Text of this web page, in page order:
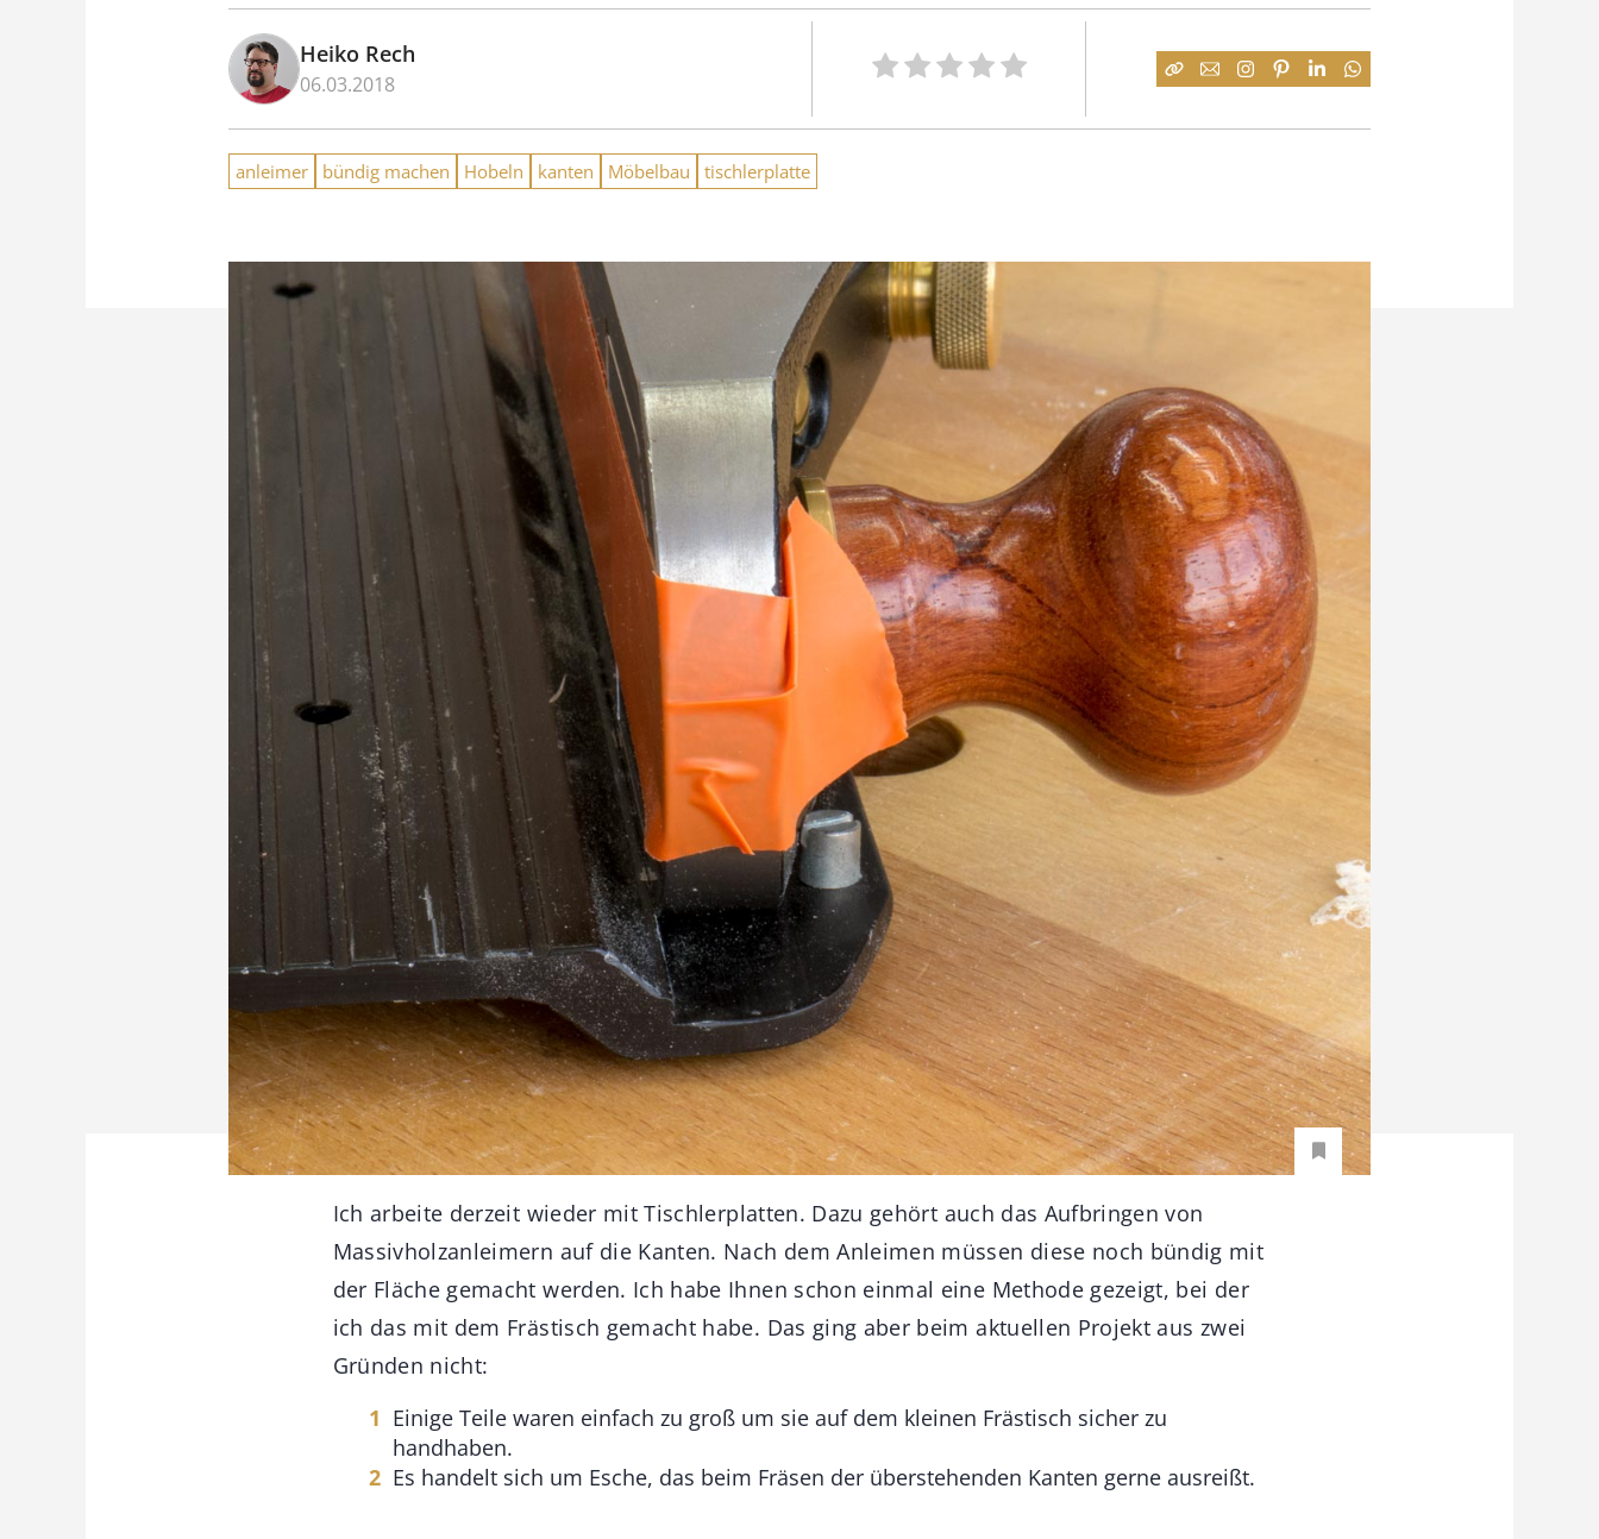
Heiko Rech
06.03.2018
anleimer bündig machen Hobeln kanten Möbelbau tischlerplatte
Ich arbeite derzeit wieder mit Tischlerplatten. Dazu gehört auch das Aufbringen von
Massivholzanleimern auf die Kanten. Nach dem Anleimen müssen diese noch bündig mit
der Fläche gemacht werden. Ich habe Ihnen schon einmal eine Methode gezeigt, bei der
ich das mit dem Frästisch gemacht habe. Das ging aber beim aktuellen Projekt aus zwei
Gründen nicht:
Einige Teile waren einfach zu groß um sie auf dem kleinen Frästisch sicher zu
handhaben.
Es handelt sich um Esche, das beim Fräsen der überstehenden Kanten gerne ausreißt.